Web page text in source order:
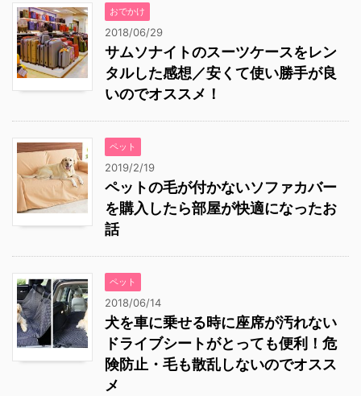
おでかけ
2018/06/29
サムソナイトのスーツケースをレン
タルした感想／安くて使い勝手が良
いのでオススメ！
ペット
2019/2/19
ペットの毛が付かないソファカバー
を購入したら部屋が快適になったお
話
ペット
2018/06/14
犬を車に乗せる時に座席が汚れない
ドライブシートがとっても便利！危
険防止・毛も散乱しないのでオスス
メ